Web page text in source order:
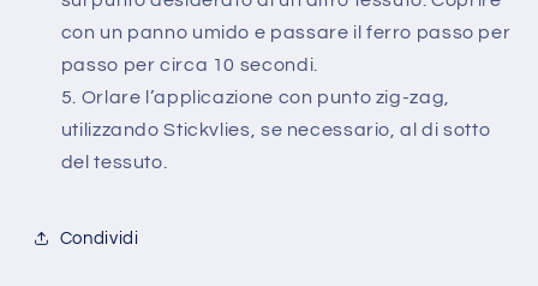
con un panno umido e passare il ferro passo per
passo per circa 10 secondi.
Orlare l’applicazione con punto zig-zag,
utilizzando Stickvlies, se necessario, al di sotto
del tessuto.
Condividi